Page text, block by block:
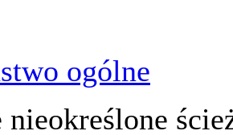
ogólne
nieokreślone